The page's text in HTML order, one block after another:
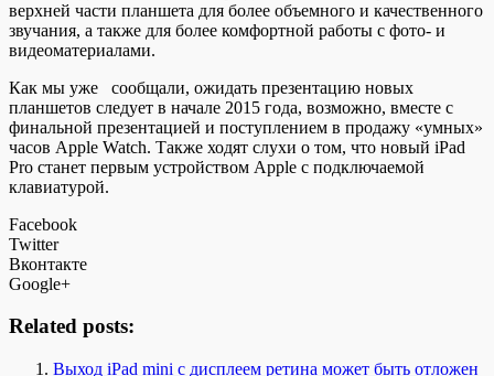
верхней части планшета для более объемного и качественного
звучания, а также для более комфортной работы с фото- и
видеоматериалами.
Как мы уже сообщали, ожидать презентацию новых
планшетов следует в начале 2015 года, возможно, вместе с
финальной презентацией и поступлением в продажу «умных»
часов Apple Watch. Также ходят слухи о том, что новый iPad
Pro станет первым устройством Apple с подключаемой
клавиатурой.
Facebook
Twitter
Вконтакте
Google+
Related posts:
Выход iPad mini с дисплеем ретина может быть отложен